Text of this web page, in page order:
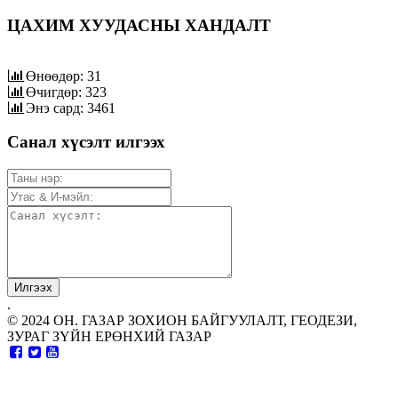
ЦАХИМ ХУУДАСНЫ ХАНДАЛТ
Өнөөдөр: 31
Өчигдөр: 323
Энэ сард: 3461
Санал хүсэлт илгээх
.
© 2024 ОН. ГАЗАР ЗОХИОН БАЙГУУЛАЛТ, ГЕОДЕЗИ,
ЗУРАГ ЗҮЙН ЕРӨНХИЙ ГАЗАР